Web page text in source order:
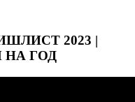
2023 |
ГОД